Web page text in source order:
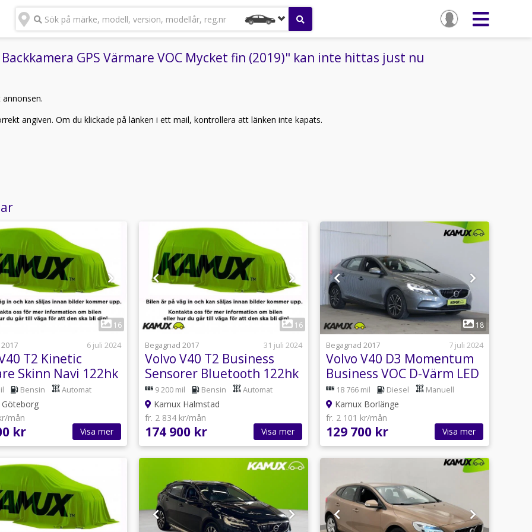
Sök på märke, modell, version, modellår, reg.nr
GPS Värmare VOC Mycket fin (2019)" kan inte hittas just nu
angiven. Om du klickade på länken i ett mail, kontrollera att länken inte kapats.
1
16
6 juli 2024
T2 Kinetic
Skinn Navi 122hk
Bensin Automat
mån
kr Visa mer
1
16
Begagnad 2017
31 juli 2024
Volvo V40 T2 Business
Sensorer Bluetooth 122hk
9 200 mil Bensin Automat
Kamux Halmstad
fr. 2 834 kr/mån
174 900 kr Visa mer
1
18
Begagnad 2017
7 juli 2024
Volvo V40 D3 Momentum
Business VOC D-Värm LED
Kambytt
18 766 mil Diesel Manuell
Kamux Borlänge
fr. 2 101 kr/mån
129 700 kr Visa mer